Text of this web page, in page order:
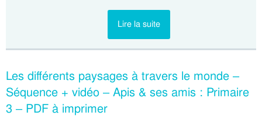
Lire la suite
Les différents paysages à travers le monde –
Séquence + vidéo – Apis & ses amis : Primaire
3 – PDF à imprimer